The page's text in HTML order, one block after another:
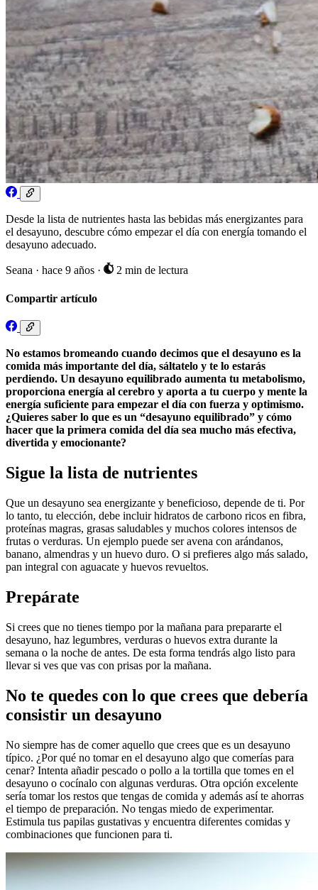
Desde la lista de nutrientes hasta las bebidas más energizantes para
el desayuno, descubre cómo empezar el día con energía tomando el
desayuno adecuado.
Seana · hace 9 años · 2 min de lectura
Compartir artículo
No estamos bromeando cuando decimos que el desayuno es la
comida más importante del día, sáltatelo y te lo estarás
perdiendo. Un desayuno equilibrado aumenta tu metabolismo,
proporciona energía al cerebro y aporta a tu cuerpo y mente la
energía suficiente para empezar el día con fuerza y optimismo.
¿Quieres saber lo que es un “desayuno equilibrado” y cómo
hacer que la primera comida del día sea mucho más efectiva,
divertida y emocionante?
Sigue la lista de nutrientes
Que un desayuno sea energizante y beneficioso, depende de ti. Por
lo tanto, tu elección, debe incluir hidratos de carbono ricos en fibra,
proteínas magras, grasas saludables y muchos colores intensos de
frutas o verduras. Un ejemplo puede ser avena con arándanos,
banano, almendras y un huevo duro. O si prefieres algo más salado,
pan integral con aguacate y huevos revueltos.
Prepárate
Si crees que no tienes tiempo por la mañana para prepararte el
desayuno, haz legumbres, verduras o huevos extra durante la
semana o la noche de antes. De esta forma tendrás algo listo para
llevar si ves que vas con prisas por la mañana.
No te quedes con lo que crees que debería
consistir un desayuno
No siempre has de comer aquello que crees que es un desayuno
típico. ¿Por qué no tomar en el desayuno algo que comerías para
cenar? Intenta añadir pescado o pollo a la tortilla que tomes en el
desayuno o cocínalo con algunas verduras. Otra opción excelente
sería tomar los restos que tengas de comida y además así te ahorras
el tiempo de preparación. No tengas miedo de experimentar.
Estimula tus papilas gustativas y encuentra diferentes comidas y
combinaciones que funcionen para ti.